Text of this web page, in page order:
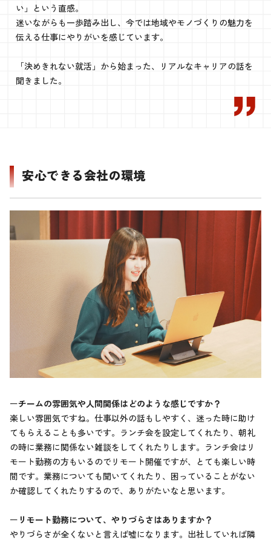
い」という直感。
迷いながらも一歩踏み出し、今では地域やモノづくりの魅力を
伝える仕事にやりがいを感じています。
「決めきれない就活」から始まった、リアルなキャリアの話を
聞きました。
安心できる会社の環境
ーチームの雰囲気や人間関係はどのような感じですか？
楽しい雰囲気ですね。仕事以外の話もしやすく、迷った時に助け
てもらえることも多いです。ランチ会を設定してくれたり、朝礼
の時に業務に関係ない雑談をしてくれたりします。ランチ会はリ
モート勤務の方もいるのでリモート開催ですが、とても楽しい時
間です。業務についても聞いてくれたり、困っていることがない
か確認してくれたりするので、ありがたいなと思います。
ー リモート勤務について、やりづらさはありますか？
やりづらさが全くないと言えば嘘になります。出社していれば隣